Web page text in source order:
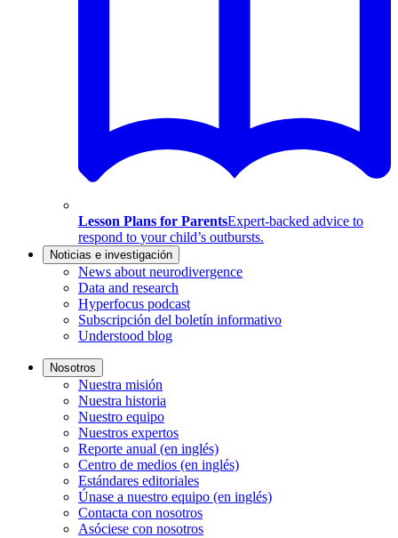
Lesson Plans for ParentsExpert-backed advice to
respond to your child’s outbursts.
Noticias e investigación
News about neurodivergence
Data and research
Hyperfocus podcast
Subscripción del boletín informativo
Understood blog
Nosotros
Nuestra misión
Nuestra historia
Nuestro equipo
Nuestros expertos
Reporte anual (en inglés)
Centro de medios (en inglés)
Estándares editoriales
Únase a nuestro equipo (en inglés)
Contacta con nosotros
Asóciese con nosotros